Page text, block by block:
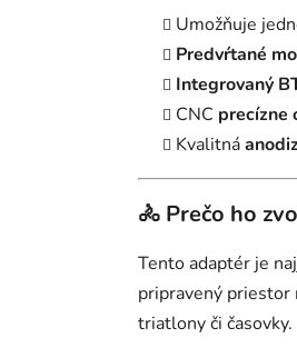
Umožňuje
Predvŕtané
Integrovaný
CNC precízne
Kvalitná
🚴 Prečo ho
Tento adaptér je
pripravený priestor
triatlony či časovky.